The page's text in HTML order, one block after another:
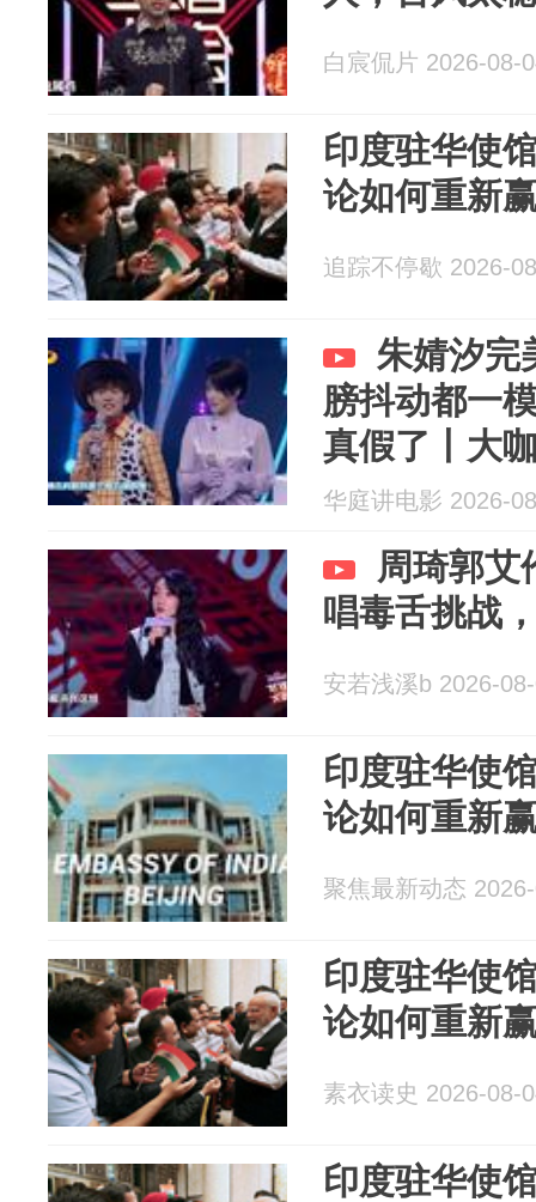
白宸侃片 2026-08-
印度驻华使
论如何重新
追踪不停歇 2026-
朱婧汐完
膀抖动都一
真假了丨大
华庭讲电影 2026-
周琦郭艾
唱毒舌挑战
安若浅溪b 2026-
印度驻华使
论如何重新
聚焦最新动态
印度驻华使
论如何重新
素衣读史 2026-08-
印度驻华使